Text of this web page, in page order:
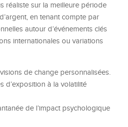
réaliste sur la meilleure période
en tenant compte par
autour d’événements clés
internationales ou variations
de change personnalisées.
d’exposition à la volatilité
de l’impact psychologique